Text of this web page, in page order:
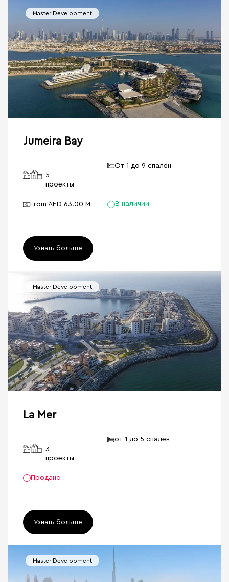
Master Development
Jumeira Bay
5
проекты
От 1 до 9 спален
From AED 63.00 M В наличии
Узнать больше
Master Development
La Mer
3
проекты
от 1 до 5 спален
Продано
Узнать больше
Master Development